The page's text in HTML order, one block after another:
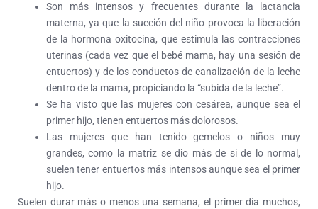
Son más intensos y frecuentes durante la lactancia
materna, ya que la succión del niño provoca la liberación
de la hormona oxitocina, que estimula las contracciones
uterinas (cada vez que el bebé mama, hay una sesión de
entuertos) y de los conductos de canalización de la leche
dentro de la mama, propiciando la “subida de la leche”.
Se ha visto que las mujeres con cesárea, aunque sea el
primer hijo, tienen entuertos más dolorosos.
Las mujeres que han tenido gemelos o niños muy
grandes, como la matriz se dio más de si de lo normal,
suelen tener entuertos más intensos aunque sea el primer
hijo.
Suelen durar más o menos una semana, el primer día muchos,